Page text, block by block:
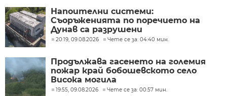
Напоителни системи:
Съоръженията по поречието на
Дунав са разрушени
20:19, 09.08.2026 Чете се за: 04:40 мин.
Продължава гасенето на големия
пожар край бобошевското село
Висока могила
19:55, 09.08.2026 Чете се за: 00:57 мин.